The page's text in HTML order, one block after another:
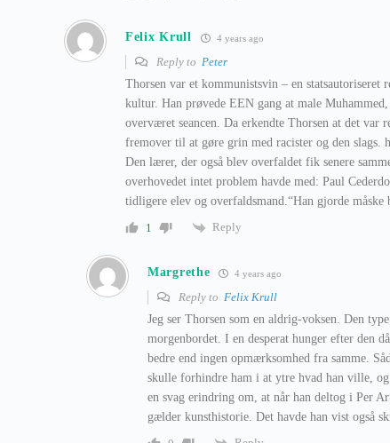
Felix Krull 4 years ago
Reply to Peter
Thorsen var et kommunistsvin – en statsautoriseret
kultur. Han prøvede EEN gang at male
overværet seancen. Da erkendte Thorsen at det
fremover til at gøre grin med racister og den
Den lærer, der også blev overfaldet fik senere
overhovedet intet problem havde med: Paul
tidligere elev og overfaldsmand.“Han gjorde måske
1
Reply
Margrethe 4 years ago
Reply to Felix Krull
Jeg ser Thorsen som en aldrig-voksen. Den
morgenbordet. I en desperat hunger efter den
bedre end ingen opmærksomhed fra samme.
skulle forhindre ham i at ytre hvad han ville,
en svag erindring om, at når han deltog i Per
gælder kunsthistorie. Det havde han vist også